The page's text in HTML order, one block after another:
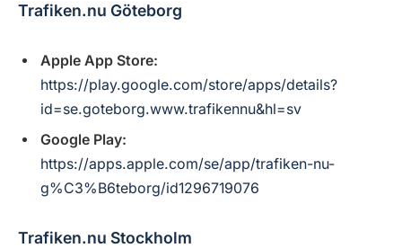
Trafiken.nu Göteborg
Apple App Store:
https://play.google.com/store/apps/details?
id=se.goteborg.www.trafikennu&hl=sv
Google Play:
https://apps.apple.com/se/app/trafiken-nu-
g%C3%B6teborg/id1296719076
Trafiken.nu Stockholm